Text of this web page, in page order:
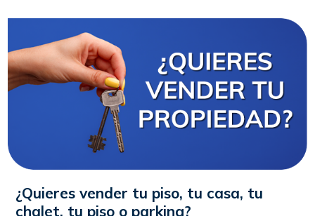
¿Quieres vender tu piso, tu casa, tu
chalet, tu piso o parking?